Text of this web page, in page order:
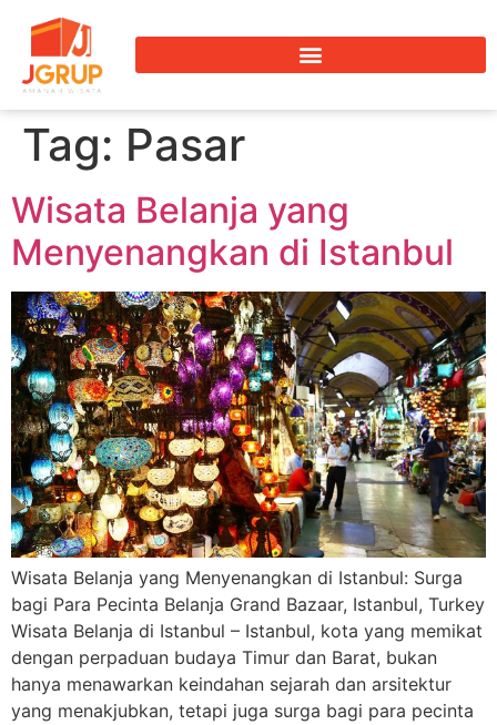
Tag: Pasar
Wisata Belanja yang
Menyenangkan di Istanbul
Wisata Belanja yang Menyenangkan di Istanbul: Surga
bagi Para Pecinta Belanja Grand Bazaar, Istanbul, Turkey
Wisata Belanja di Istanbul – Istanbul, kota yang memikat
dengan perpaduan budaya Timur dan Barat, bukan
hanya menawarkan keindahan sejarah dan arsitektur
yang menakjubkan, tetapi juga surga bagi para pecinta